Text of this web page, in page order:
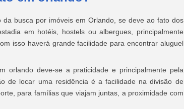
busca por imóveis em Orlando, se deve ao fato dos
em hotéis, hostels ou albergues, principalmente
isso haverá grande facilidade para encontrar aluguel
orlando deve-se a praticidade e principalmente pela
de locar uma residência é a facilidade na divisão de
para famílias que viajam juntas, a proximidade com